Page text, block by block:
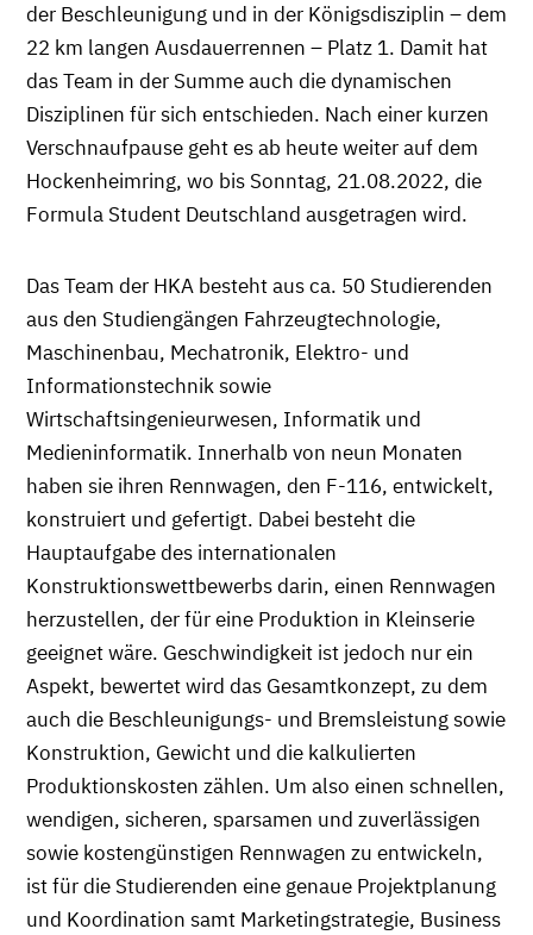
der Beschleunigung und in der Königsdisziplin – dem
22 km langen Ausdauerrennen – Platz 1. Damit hat
das Team in der Summe auch die dynamischen
Disziplinen für sich entschieden. Nach einer kurzen
Verschnaufpause geht es ab heute weiter auf dem
Hockenheimring, wo bis Sonntag, 21.08.2022, die
Formula Student Deutschland ausgetragen wird.
Das Team der HKA besteht aus ca. 50 Studierenden
aus den Studiengängen Fahrzeugtechnologie,
Maschinenbau, Mechatronik, Elektro- und
Informationstechnik sowie
Wirtschaftsingenieurwesen, Informatik und
Medieninformatik. Innerhalb von neun Monaten
haben sie ihren Rennwagen, den F-116, entwickelt,
konstruiert und gefertigt. Dabei besteht die
Hauptaufgabe des internationalen
Konstruktionswettbewerbs darin, einen Rennwagen
herzustellen, der für eine Produktion in Kleinserie
geeignet wäre. Geschwindigkeit ist jedoch nur ein
Aspekt, bewertet wird das Gesamtkonzept, zu dem
auch die Beschleunigungs- und Bremsleistung sowie
Konstruktion, Gewicht und die kalkulierten
Produktionskosten zählen. Um also einen schnellen,
wendigen, sicheren, sparsamen und zuverlässigen
sowie kostengünstigen Rennwagen zu entwickeln,
ist für die Studierenden eine genaue Projektplanung
und Koordination samt Marketingstrategie, Business